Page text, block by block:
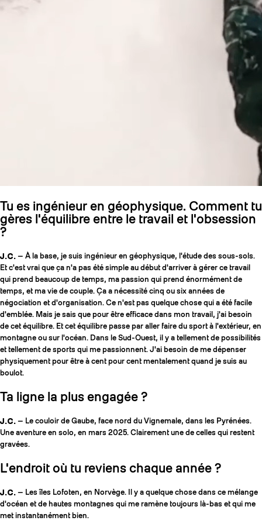
Tu es ingénieur en géophysique. Comment tu
gères l'équilibre entre le travail et l'obsession
?
J.C. — À la base, je suis ingénieur en géophysique, l'étude des sous-sols.
Et c'est vrai que ça n'a pas été simple au début d'arriver à gérer ce travail
qui prend beaucoup de temps, ma passion qui prend énormément de
temps, et ma vie de couple. Ça a nécessité cinq ou six années de
négociation et d'organisation. Ce n'est pas quelque chose qui a été facile
d'emblée. Mais je sais que pour être efficace dans mon travail, j'ai besoin
de cet équilibre. Et cet équilibre passe par aller faire du sport à l'extérieur, en
montagne ou sur l'océan. Dans le Sud-Ouest, il y a tellement de possibilités
et tellement de sports qui me passionnent. J'ai besoin de me dépenser
physiquement pour être à cent pour cent mentalement quand je suis au
boulot.
Ta ligne la plus engagée ?
J.C. — Le couloir de Gaube, face nord du Vignemale, dans les Pyrénées.
Une aventure en solo, en mars 2025. Clairement une de celles qui restent
gravées.
L'endroit où tu reviens chaque année ?
J.C. — Les îles Lofoten, en Norvège. Il y a quelque chose dans ce mélange
d'océan et de hautes montagnes qui me ramène toujours là-bas et qui me
met instantanément bien.